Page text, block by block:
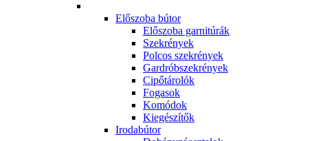
Előszoba bútor
Előszoba garnitúrák
Szekrények
Polcos szekrények
Gardróbszekrények
Cipőtárolók
Fogasok
Komódok
Kiegészítők
Irodabútor